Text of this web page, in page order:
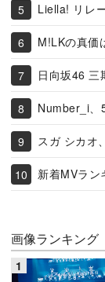
Liella! リレ
M!LKの真価
日向坂46 三
Number_i、
スガ シカオ
新着MVラン
画像ランキング